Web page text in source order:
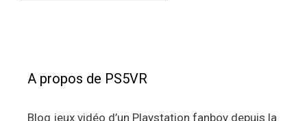
A propos de PS5VR
Blog jeux vidéo d’un Playstation fanboy depuis la